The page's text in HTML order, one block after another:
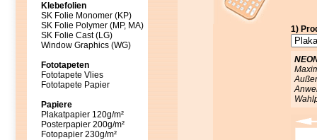
Klebefolien
SK Folie Monomer (KP)
SK Folie Polymer (MP, MA)
SK Folie Cast (LG)
Window Graphics (WG)
Fototapeten
Fototapete Vlies
Fototapete Papier
Papiere
Plakatpapier 120g/m²
Posterpapier 200g/m²
Fotopapier 230g/m²
1)